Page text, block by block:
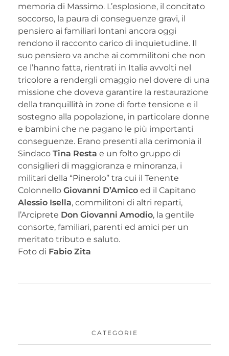
memoria di Massimo. L’esplosione, il concitato
soccorso, la paura di conseguenze gravi, il
pensiero ai familiari lontani ancora oggi
rendono il racconto carico di inquietudine. Il
suo pensiero va anche ai commilitoni che non
ce l’hanno fatta, rientrati in Italia avvolti nel
tricolore a rendergli omaggio nel dovere di una
missione che doveva garantire la restaurazione
della tranquillità in zone di forte tensione e il
sostegno alla popolazione, in particolare donne
e bambini che ne pagano le più importanti
conseguenze. Erano presenti alla cerimonia il
Sindaco Tina Resta e un folto gruppo di
consiglieri di maggioranza e minoranza, i
militari della “Pinerolo” tra cui il Tenente
Colonnello Giovanni D’Amico ed il Capitano
Alessio Isella, commilitoni di altri reparti,
l’Arciprete Don Giovanni Amodio, la gentile
consorte, familiari, parenti ed amici per un
meritato tributo e saluto.
Foto di Fabio Zita
CATEGORIE